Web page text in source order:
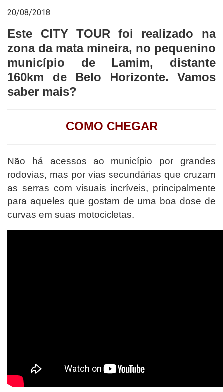
20/08/2018
Este CITY TOUR foi realizado na
zona da mata mineira, no pequenino
município de Lamim, distante
160km de Belo Horizonte. Vamos
saber mais?
COMO CHEGAR
Não há acessos ao município por grandes
rodovias, mas por vias secundárias que cruzam
as serras com visuais incríveis, principalmente
para aqueles que gostam de uma boa dose de
curvas em suas motocicletas.